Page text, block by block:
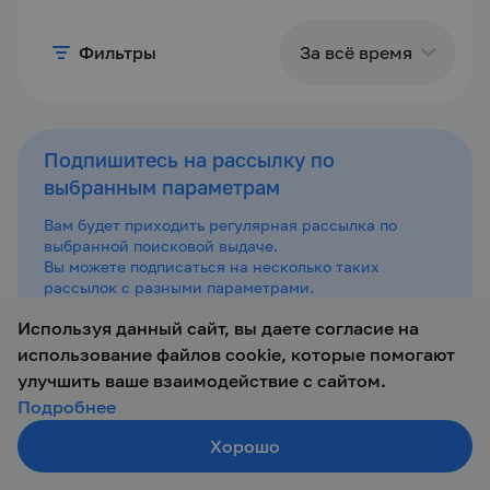
Фильтры За всё время
За месяц
За всё
Подпишитесь на рассылку по
выбранным параметрам
Вам будет приходить регулярная рассылка по
выбранной поисковой выдаче.
Вы можете подписаться на несколько таких
рассылок с разными параметрами.
Подписаться
По вашему запросу ничего не найдено.
Измените параметры поиска или посмотрите
Используя данный сайт, вы даете согласие на
использование файлов cookie, которые помогают
улучшить ваше взаимодействие с сайтом.
Подробнее
Хорошо